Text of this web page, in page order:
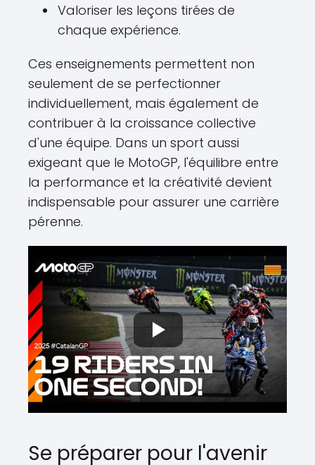
Valoriser les leçons tirées de
chaque expérience.
Ces enseignements permettent non
seulement de se perfectionner
individuellement, mais également de
contribuer à la croissance collective
d'une équipe. Dans un sport aussi
exigeant que le MotoGP, l'équilibre entre
la performance et la créativité devient
indispensable pour assurer une carrière
pérenne.
Se préparer pour l'avenir